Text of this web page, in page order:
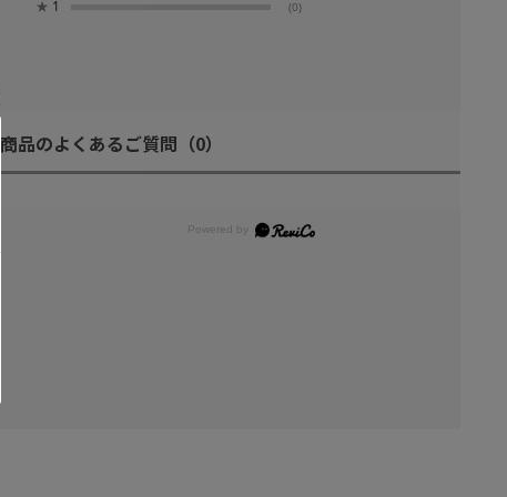
★ 1 (0)
商品のよくあるご質問 （0）